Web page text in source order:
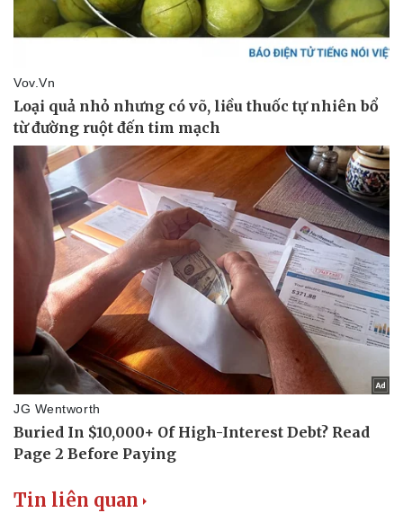
Vụ án
Tin nóng
Tư vấn luật
Quân sự - Quốc phòng
Việt Nam
Phân tích
Tin liên quan